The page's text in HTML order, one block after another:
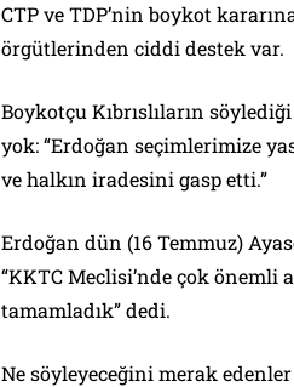
CTP ve TDP’nin boykot
örgütlerinden ciddi destek var.
Boykotçu Kıbrıslıların
yok: “Erdoğan seçimlerimize
ve halkın iradesini gasp etti.”
Erdoğan dün (16 Temmuz)
“KKTC Meclisi’nde çok önemli
tamamladık” dedi.
Ne söyleyeceğini merak